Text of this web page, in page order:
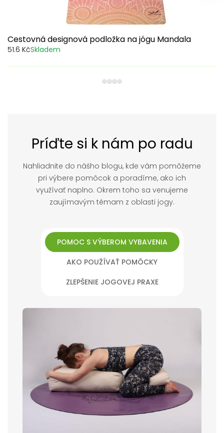
Cestovná designová podložka na jógu Mandala
51.6 KčSkladem
1 234
Príďte si k nám po radu
Nahliadnite do nášho blogu, kde vám pomôžeme
pri výbere pomôcok a poradíme, ako ich
využívať naplno. Okrem toho sa venujeme
zaujímavým témam z oblasti jogy.
POMOC S VÝBEROM VYBAVENIA
AKO POUŽÍVAŤ POMÔCKY
ZLEPŠENIE JOGOVEJ PRAXE